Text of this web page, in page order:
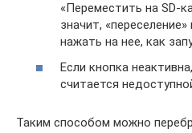
«Переместить на SD-
значит,
нажать на нее, как
Если кнопка
считается
Таким способом можно